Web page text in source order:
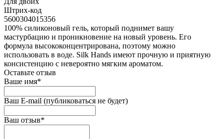
Штрих-код
5600304015356
100% силиконовый гель, который поднимет вашу
мастурбацию и проникновение на новый уровень. Его
формула высококонцентрирована, поэтому можно
использовать в воде. Silk Hands имеют прочную и приятную
консистенцию с невероятно мягким ароматом.
Оставьте отзыв
Ваше имя*
Ваш E-mail (публиковаться не будет)
Ваш отзыв*